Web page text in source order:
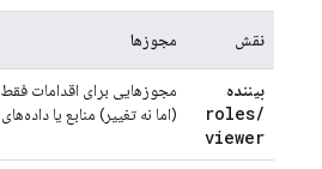
نقش مجوزها
بیننده
roles/
viewer
مجوزهایی برای اقدامات
(اما نه تغییر) منابع یا